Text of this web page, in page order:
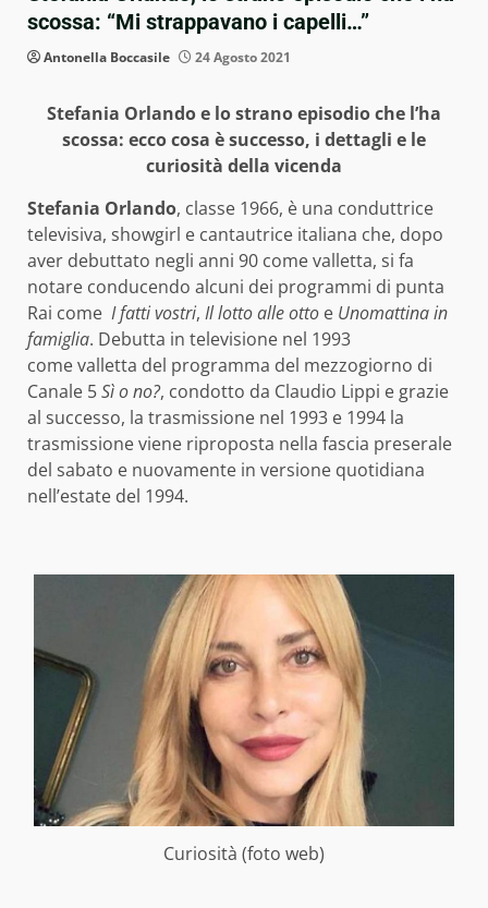
scossa: “Mi strappavano i capelli…”
Antonella Boccasile 24 Agosto 2021
Stefania Orlando e lo strano episodio che l’ha
scossa: ecco cosa è successo, i dettagli e le
curiosità della vicenda
Stefania Orlando, classe 1966, è una conduttrice
televisiva, showgirl e cantautrice italiana che, dopo
aver debuttato negli anni 90 come valletta, si fa
notare conducendo alcuni dei programmi di punta
Rai come I fatti vostri, Il lotto alle otto e Unomattina in
famiglia. Debutta in televisione nel 1993
come valletta del programma del mezzogiorno di
Canale 5Sì o no?, condotto da Claudio Lippi e grazie
al successo, la trasmissione nel 1993 e 1994 la
trasmissione viene riproposta nella fascia preserale
del sabato e nuovamente in versione quotidiana
nell’estate del 1994.
Curiosità (foto web)